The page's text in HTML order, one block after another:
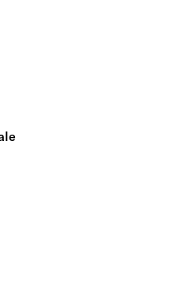
una parte fondamentale del
nonché consentirci di
cookie che utilizziamo e sarà